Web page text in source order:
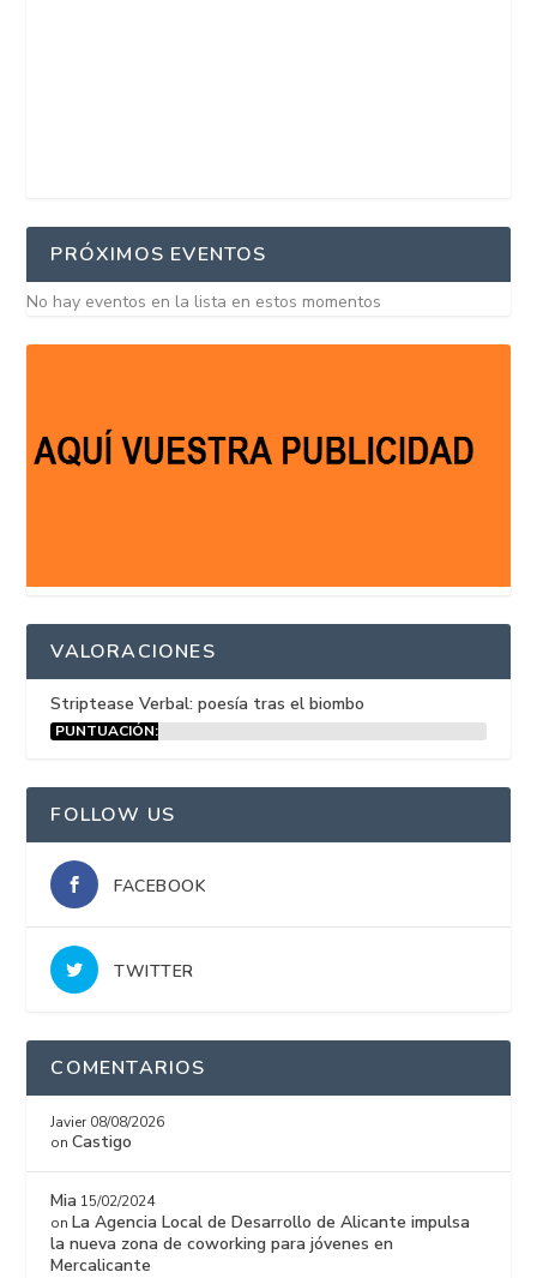
PRÓXIMOS EVENTOS
No hay eventos en la lista en estos momentos
VALORACIONES
Striptease Verbal: poesía tras el biombo
PUNTUACIÓN:
FOLLOW US
FACEBOOK
TWITTER
COMENTARIOS
Javier 08/08/2026
onCastigo
Mia 15/02/2024
on La Agencia Local de Desarrollo de Alicante impulsa
la nueva zona de coworking para jóvenes en
Mercalicante